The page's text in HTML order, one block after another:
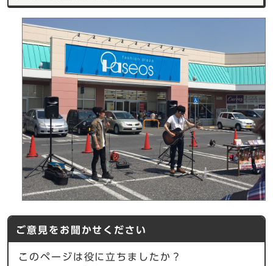
ご意見をお聞かせください
このページは役に立ちましたか？